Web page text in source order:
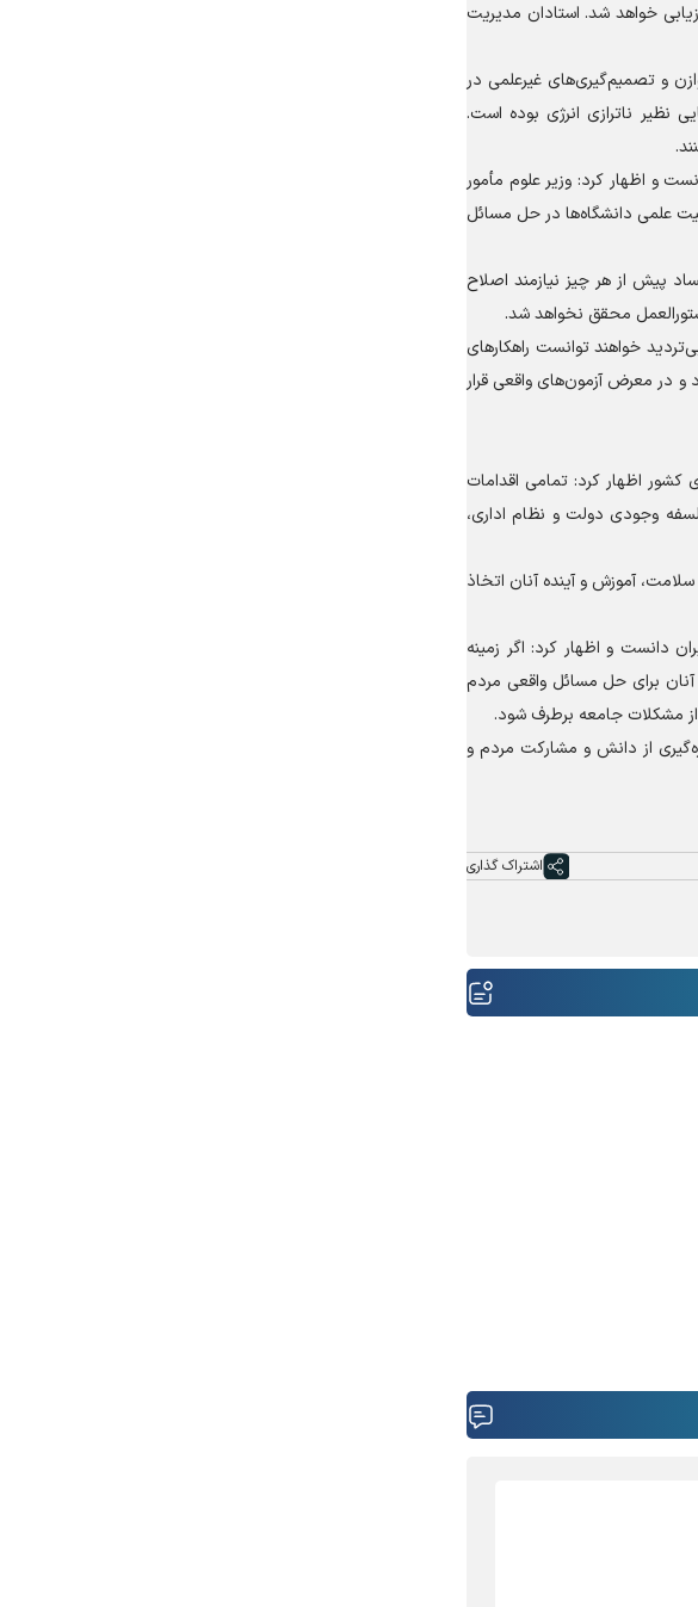
خواهد شد. استادان مدیریت
و تصمیم‌گیری‌های غیرعلمی در
نظیر ناترازی انرژی بوده است.
و اظهار کرد: وزیر علوم مأمور
علمی دانشگاه‌ها در حل مسائل
پیش از هر چیز نیازمند اصلاح
محقق نخواهد شد.
خواهند توانست راهکار‌های
و در معرض آزمون‌های واقعی قرار
کشور اظهار کرد: تمامی اقدامات
وجودی دولت و نظام اداری،
آموزش و آینده آنان اتخاذ
دانست و اظهار کرد: اگر زمینه
برای حل مسائل واقعی مردم
از مشکلات جامعه برطرف شود.
از دانش و مشارکت مردم و
اشتراک گذاری